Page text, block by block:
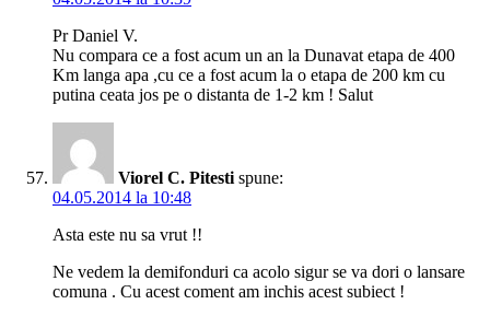
Pr Daniel V.
Nu compara ce a fost acum un an la Dunavat etapa de 400
Km langa apa ,cu ce a fost acum la o etapa de 200 km cu
putina ceata jos pe o distanta de 1-2 km ! Salut
Viorel C. Pitesti spune:
04.05.2014 la 10:48
Asta este nu sa vrut !!
Ne vedem la demifonduri ca acolo sigur se va dori o lansare
comuna . Cu acest coment am inchis acest subiect !